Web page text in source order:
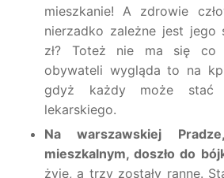
mieszkanie! A zdrowie
nierzadko zależne jest jego
zł? Toteż nie ma się
obywateli wygląda to na
gdyż każdy może stać
lekarskiego.
Na warszawskiej
mieszkalnym, doszło do
żyje, a trzy zostały ranne.